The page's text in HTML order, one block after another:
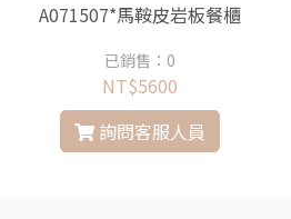
A071507*馬鞍皮岩板餐櫃
已銷售：0
NT$5600
詢問客服人員